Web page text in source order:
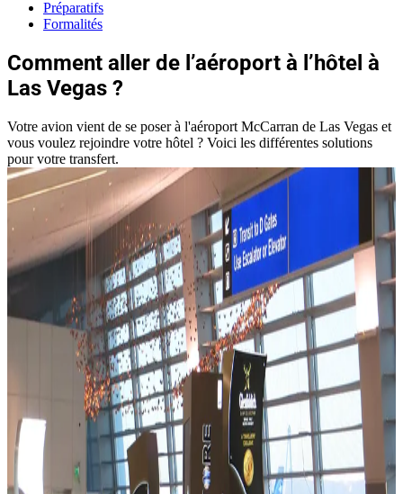
Préparatifs
Formalités
Comment aller de l’aéroport à l’hôtel à
Las Vegas ?
Votre avion vient de se poser à l'aéroport McCarran de Las Vegas et
vous voulez rejoindre votre hôtel ? Voici les différentes solutions
pour votre transfert.